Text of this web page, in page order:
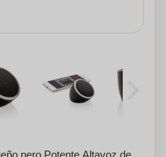
pero Potente Altavoz de